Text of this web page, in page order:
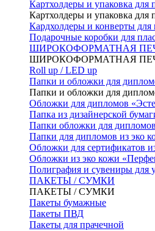
Картхолдеры и упаковка для
Картхолдеры и упаковка для
Кардхолдеры и конверты для
Подарочные коробки для
ШИРОКОФОРМАТНАЯ
ШИРОКОФОРМАТНАЯ
Roll up / LED up
Папки и обложки для
Папки и обложки для
Обложки для дипломов
Папка из дизайнерской
Папки обложки для
Папки для дипломов из эко
Обложки для сертификатов
Обложки из эко кожи
Полиграфия и сувениры для
ПАКЕТЫ / СУМКИ
ПАКЕТЫ / СУМКИ
Пакеты бумажные
Пакеты ПВД
Пакеты для прачечной